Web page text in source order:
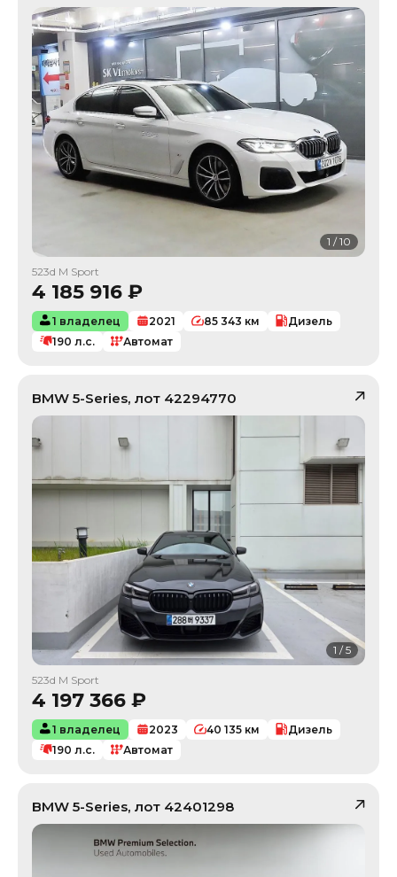
1 /10
523d M Sport
4 185 916 ₽
1 владелец 2021 85 343 км
Дизель
190 л.с. Автомат
BMW 5-Series, лот 42294770
1 /5
523d M Sport
4 197 366 ₽
1 владелец 2023 40 135 км
Дизель
190 л.с. Автомат
BMW 5-Series, лот 42401298